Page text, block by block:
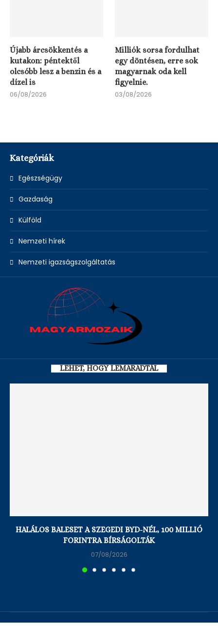
Újabb árcsökkentés a
kutakon: péntektől
olcsóbb lesz a benzin és a
dízel is
06/08/2026
Milliók sorsa fordulhat
egy döntésen, erre sok
magyarnak oda kell
figyelnie.
03/08/2026
Kategóriák
Egészségügy
Gazdaság
Külföld
Nemzeti hírek
Nemzeti igazságszolgáltatás
LEHET, HOGY LEMARADTÁL
HALÁLOS BALESET A SZEGEDI BYD-NÉL, 100 MILLIÓ
FORINTRA BÍRSÁGOLTÁK
07/08/2026